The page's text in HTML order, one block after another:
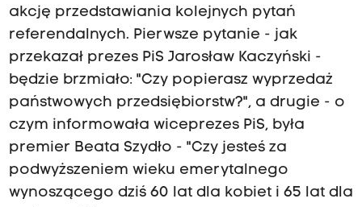
akcję przedstawiania kolejnych pytań
referendalnych. Pierwsze pytanie - jak
przekazał prezes PiS Jarosław Kaczyński -
będzie brzmiało: "Czy popierasz wyprzedaż
państwowych przedsiębiorstw?", a drugie - o
czym informowała wiceprezes PiS, była
premier Beata Szydło - "Czy jesteś za
podwyższeniem wieku emerytalnego
wynoszącego dziś 60 lat dla kobiet i 65 lat dla